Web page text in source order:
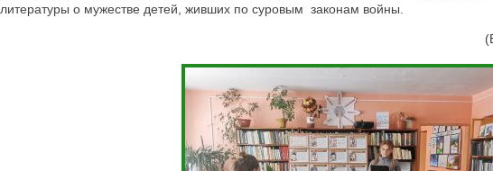
литературы о мужестве детей, живших по суровым законам войны.